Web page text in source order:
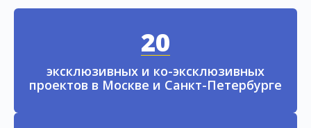
20
эксклюзивных и ко-эксклюзивных
проектов в Москве и Санкт-Петербурге